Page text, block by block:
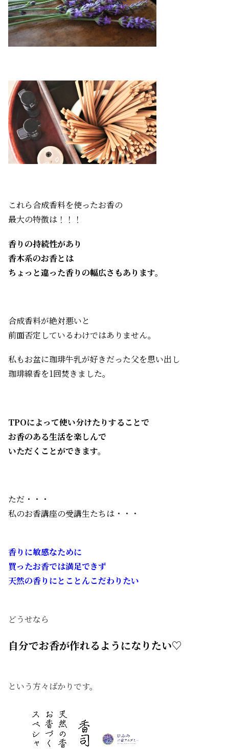
これら合成香料を使ったお香の
最大の特徴は！！！
香りの持続性があり
香木系のお香とは
ちょっと違った香りの幅広さもあります。
合成香料が絶対悪いと
前面否定しているわけではありません。
私もお盆に珈琲牛乳が好きだった父を思い出し
珈琲線香を1回焚きました。
TPOによって使い分けたりすることで
お香のある生活を楽しんで
いただくことができます。
ただ・・・
私のお香講座の受講生たちは・・・
香りに敏感なために
買ったお香では満足できず
天然の香りにとことんこだわりたい
どうせなら
自分でお香が作れるようになりたい♡
という方々ばかりです。